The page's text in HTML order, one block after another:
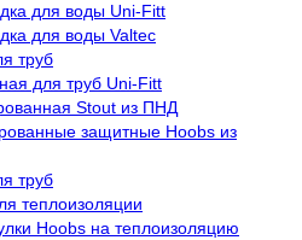
для воды Uni-Fitt
для воды Valtec
труб
для труб Uni-Fitt
Stout из ПНД
защитные Hoobs из
труб
теплоизоляции
Hoobs на теплоизоляцию